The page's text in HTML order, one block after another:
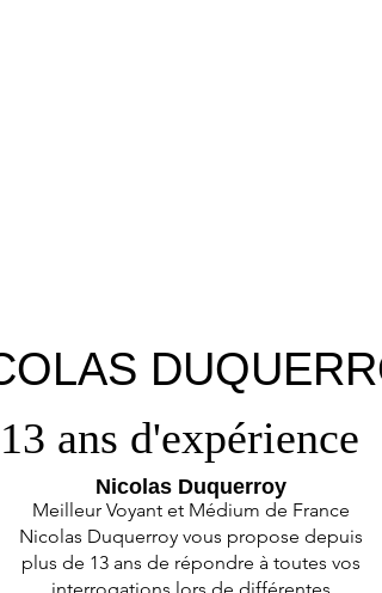
13 ans d'expérience
13 ans d'expérience
Nicolas Duquerroy
Meilleur Voyant et Médium de France
Nicolas Duquerroy vous propose depuis
plus de 13 ans de répondre à toutes vos